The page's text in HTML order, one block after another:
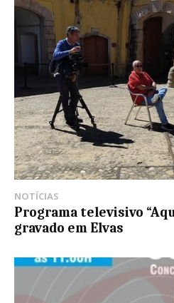
NOTÍCIAS
Programa televisivo
gravado em Elvas